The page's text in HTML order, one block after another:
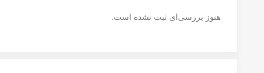
هنوز بررسی‌ای ثبت نشده است.